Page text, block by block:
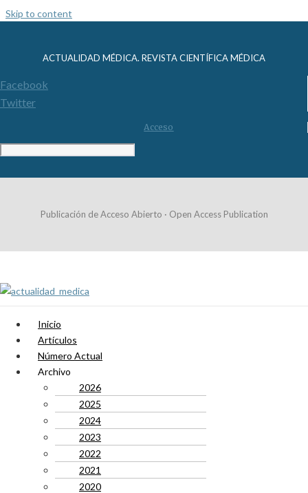
Skip to content
ACTUALIDAD MÉDICA. REVISTA CIENTÍFICA MÉDICA
Facebook
Twitter
Acceso
Publicación de Acceso Abierto · Open Access Publication
Inicio
Artículos
Número Actual
Archivo
2026
2025
2024
2023
2022
2021
2020